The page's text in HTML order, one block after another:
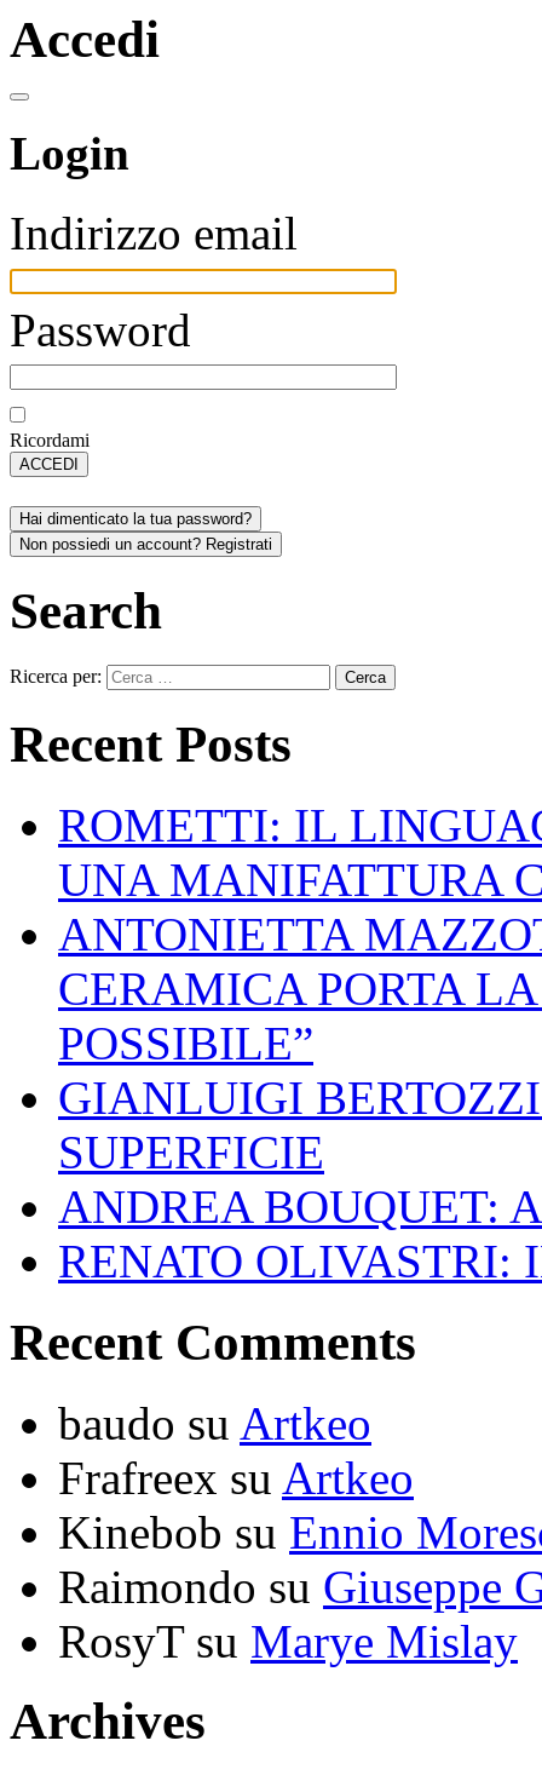
Accedi
Login
Indirizzo email
Password
Ricordami
ACCEDI
Hai dimenticato la tua password?
Non possiedi un account? Registrati
Search
Ricerca per:
Recent Posts
ROMETTI: IL
UNA MANIFATTURA
ANTONIETTA
CERAMICA PORTA
POSSIBILE”
GIANLUIGI
SUPERFICIE
ANDREA BOUQUET:
RENATO OLIVASTRI:
Recent Comments
baudo su Artkeo
Frafreex su Artkeo
Kinebob su Ennio
Raimondo su Giuseppe
RosyTsu Marye Mislay
Archives